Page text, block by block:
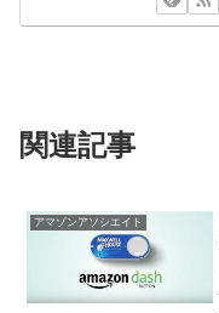
関連記事
アマゾンアソシエイト